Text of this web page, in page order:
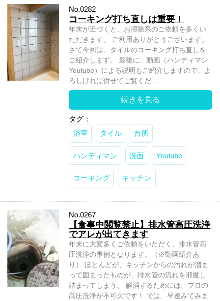
No.0282
コーキング打ち直しは重要！
年末が近づくと、お掃除系のご依頼を多くい
ただきます。 ご利用ありがとうございます。
さて今回は、タイルのコーキング打ち直しを
ご紹介します。 最後に、動画（ハンディマン
Youtube）による説明もご紹介しますので、よ
ろしければ併せてご覧くだ...
続きを見る
タグ：
浴室
タイル 台所
ハンディマン 洗面 Youtube
コーキング キッチン
No.0267
【食事中閲覧禁止】排水管高圧洗浄
でアレが出てきます
年末に大変多くご依頼をいただく、排水管高
圧洗浄の事例となります。（※動画紹介あ
り） ほとんどが、キッチンからの汚れが溜ま
って固まったものが、排水管の流れを邪魔し
詰まってしまう。 解消するためには、プロの
高圧洗浄が不可欠です！ では、早速みてみま